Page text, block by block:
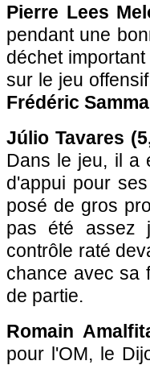
Pierre Lees
pendant une
déchet
sur le jeu
Frédéric
Júlio Tavares
Dans le jeu, il a
d'appui pour
posé de gros
pas été assez
contrôle raté
chance avec sa
de partie.
Romain
pour l'OM, le